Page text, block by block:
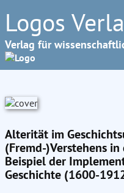
Logos
Verlag für
Alterität im
(Fremd-)Verstehens
Beispiel der
Geschichte (1600-